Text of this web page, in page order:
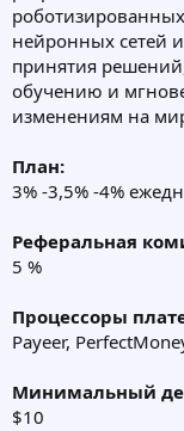
нейронных сетей
принятия
обучению и
изменениям на
План:
3% -3,5% -4%
Реферальная
5 %
Процессоры
Payeer,
Минимальный
$10